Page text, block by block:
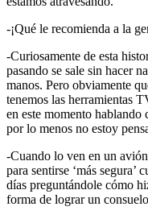
-¡Qué le recomienda a la
-Curiosamente de esta
pasando se sale sin hacer
manos. Pero obviamente
tenemos las herramientas
en este momento
por lo menos no estoy
-Cuando lo ven en un
para sentirse ‘más segura’
días preguntándole cómo
forma de lograr un